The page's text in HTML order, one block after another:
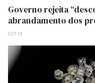
Governo rejeita
abrandamento dos
SET 13